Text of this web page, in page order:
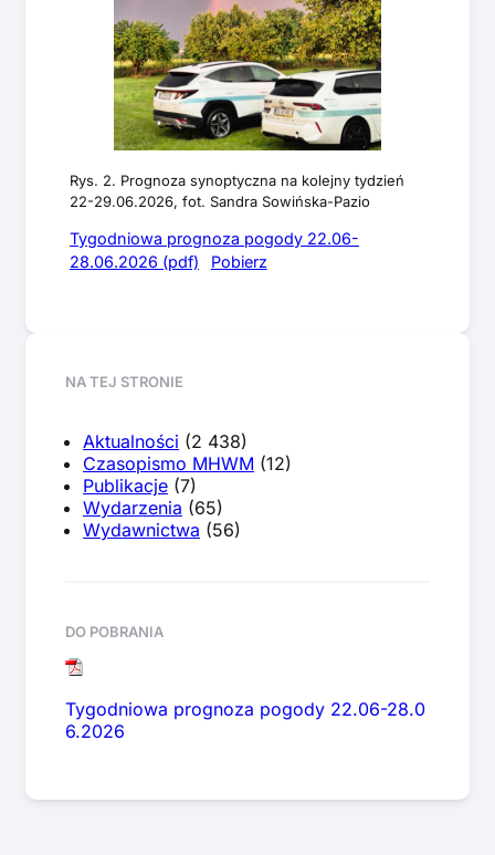
Rys. 2. Prognoza synoptyczna na kolejny tydzień
22-29.06.2026, fot. Sandra Sowińska-Pazio
Tygodniowa prognoza pogody 22.06-
28.06.2026 (pdf)
Pobierz
NA TEJ STRONIE
Aktualności (2 438)
Czasopismo MHWM (12)
Publikacje (7)
Wydarzenia (65)
Wydawnictwa (56)
DO POBRANIA
Tygodniowa prognoza pogody 22.06-28.0
6.2026